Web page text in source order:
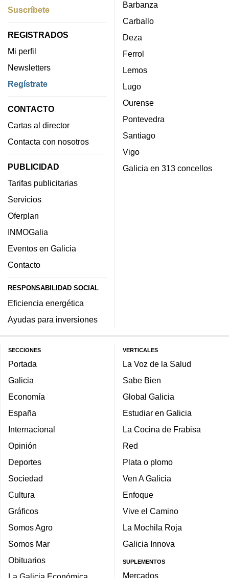
Suscríbete
REGISTRADOS
Mi perfil
Newsletters
Regístrate
CONTACTO
Cartas al director
Contacta con nosotros
PUBLICIDAD
Tarifas publicitarias
Servicios
Oferplan
INMOGalia
Eventos en Galicia
Contacto
RESPONSABILIDAD SOCIAL
Eficiencia energética
Ayudas para inversiones
Barbanza
Carballo
Deza
Ferrol
Lemos
Lugo
Ourense
Pontevedra
Santiago
Vigo
Galicia en 313 concellos
SECCIONES
Portada
Galicia
Economía
España
Internacional
Opinión
Deportes
Sociedad
Cultura
Gráficos
Somos Agro
Somos Mar
Obituarios
VERTICALES
La Voz de la Salud
Sabe Bien
Global Galicia
Estudiar en Galicia
La Cocina de Frabisa
Red
Plata o plomo
Ven A Galicia
Enfoque
Vive el Camino
La Mochila Roja
Galicia Innova
SUPLEMENTOS
Mercados